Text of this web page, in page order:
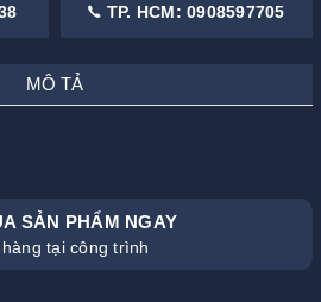
TP. HCM: 0908597705
MÔ TẢ
SẢN PHẨM NGAY
tại công trình